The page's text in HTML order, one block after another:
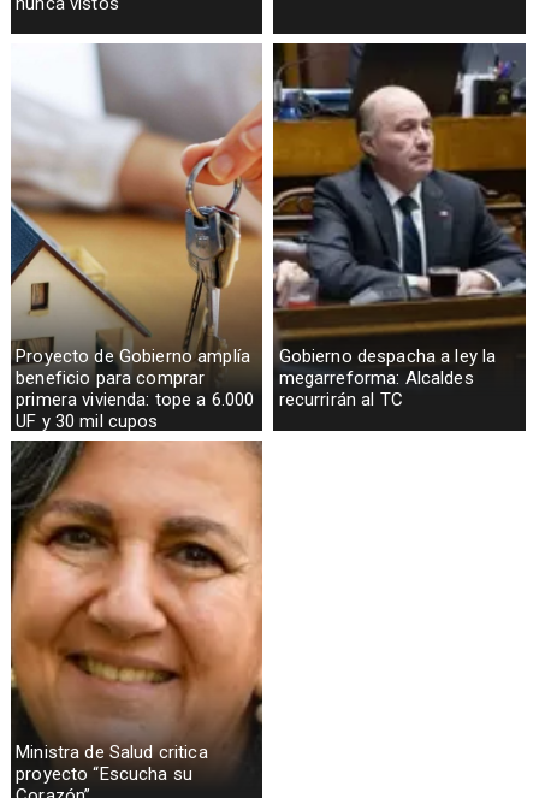
Proyecto de Gobierno amplía
beneficio para comprar
primera vivienda: tope a 6.000
UF y 30 mil cupos
Gobierno despacha a ley la
megarreforma: Alcaldes
recurrirán al TC
Ministra de Salud critica
proyecto “Escucha su